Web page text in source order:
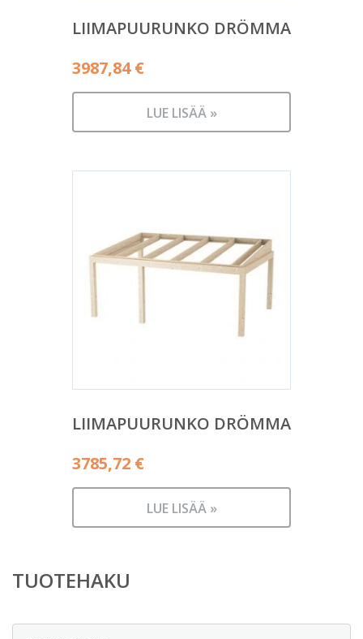
LIIMAPUURUNKO DRÖMMA
3987,84€
LUE LISÄÄ »
LIIMAPUURUNKO DRÖMMA
3785,72 €
LUE LISÄÄ »
TUOTEHAKU